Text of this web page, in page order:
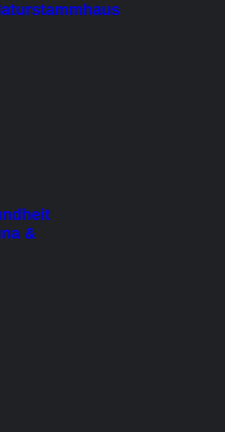
&
bauseitigen
unten im Tab
Widerruf“.
uns passend zur
Details unten im